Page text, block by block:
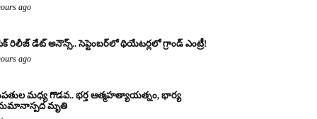
ago
రిలీజ్ డేట్ అనౌన్స్.. సెప్టెంబర్‌లో థియేటర్లలో గ్రాండ్ ఎంట్రీ!
ago
మధ్య గొడవ.. భర్త ఆత్మహత్యాయత్నం, భార్య
మృతి